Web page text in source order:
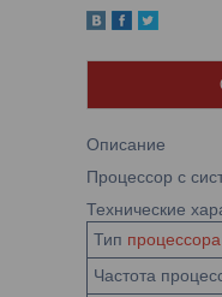
Описание
Процессор с
Технические
Тип процессора
Частота